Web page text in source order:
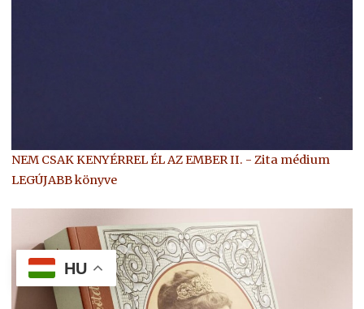
NEM CSAK KENYÉRREL ÉL AZ EMBER II. - Zita médium
LEGÚJABB könyve
HU